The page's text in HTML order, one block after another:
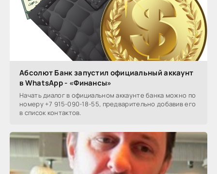
Абсолют Банк запустил официальный аккаунт
в WhatsApp - «Финансы»
Начать диалог в официальном аккаунте банка можно по
номеру +7 915-090-18-55, предварительно добавив его
в список контактов.